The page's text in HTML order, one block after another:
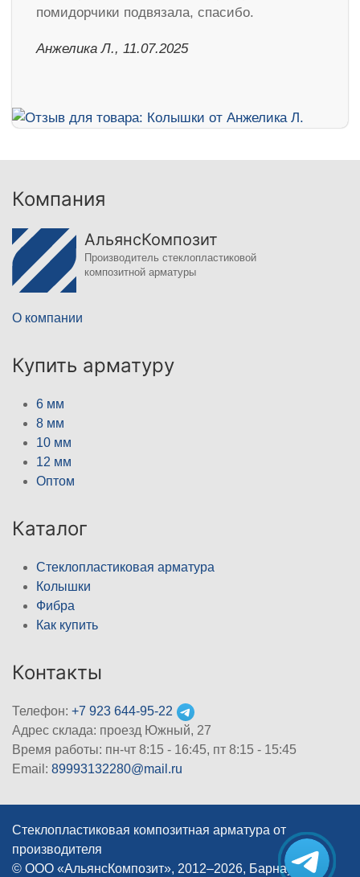
помидорчики подвязала, спасибо.
Анжелика Л., 11.07.2025
Компания
АльянсКомпозит
Производитель стеклопластиковой
композитной арматуры
О компании
Купить арматуру
6 мм
8 мм
10 мм
12 мм
Оптом
Каталог
Стеклопластиковая арматура
Колышки
Фибра
Как купить
Контакты
Телефон: +7 923 644-95-22
Адрес склада: проезд Южный, 27
Время работы: пн-чт 8:15 - 16:45, пт 8:15 - 15:45
Email: 89993132280@mail.ru
Стеклопластиковая композитная арматура от
производителя
© ООО «АльянсКомпозит», 2012–2026, Барнаул |